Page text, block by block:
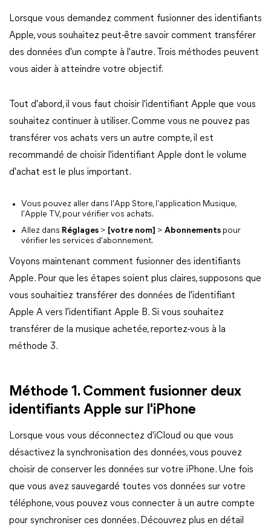
Lorsque vous demandez comment fusionner des identifiants
Apple, vous souhaitez peut-être savoir comment transférer
des données d'un compte à l'autre. Trois méthodes peuvent
vous aider à atteindre votre objectif.
Tout d'abord, il vous faut choisir l'identifiant Apple que vous
souhaitez continuer à utiliser. Comme vous ne pouvez pas
transférer vos achats vers un autre compte, il est
recommandé de choisir l'identifiant Apple dont le volume
d'achat est le plus important.
Vous pouvez aller dans l'App Store, l'application Musique,
l'Apple TV, pour vérifier vos achats.
Allez dans Réglages > [votre nom] > Abonnements pour
vérifier les services d'abonnement.
Voyons maintenant comment fusionner des identifiants
Apple. Pour que les étapes soient plus claires, supposons que
vous souhaitiez transférer des données de l'identifiant
Apple A vers l'identifiant Apple B. Si vous souhaitez
transférer de la musique achetée, reportez-vous à la
méthode 3.
Méthode 1. Comment fusionner deux
identifiants Apple sur l'iPhone
Lorsque vous vous déconnectez d'iCloud ou que vous
désactivez la synchronisation des données, vous pouvez
choisir de conserver les données sur votre iPhone. Une fois
que vous avez sauvegardé toutes vos données sur votre
téléphone, vous pouvez vous connecter à un autre compte
pour synchroniser ces données. Découvrez plus en détail